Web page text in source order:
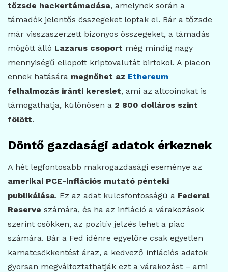
tőzsde hackertámadása, amelynek során a
támadók jelentős összegeket loptak el. Bár a tőzsde
már visszaszerzett bizonyos összegeket, a támadás
mögött álló Lazarus csoport még mindig nagy
mennyiségű ellopott kriptovalutát birtokol. A piacon
ennek hatására megnőhet az Ethereum
felhalmozás iránti kereslet, ami az altcoinokat is
támogathatja, különösen a 2 800 dolláros szint
fölött.
Döntő gazdasági adatok érkeznek
A hét legfontosabb makrogazdasági eseménye az
amerikai PCE-inflációs mutató pénteki
publikálása. Ez az adat kulcsfontosságú a Federal
Reserve számára, és ha az infláció a várakozások
szerint csökken, az pozitív jelzés lehet a piac
számára. Bár a Fed idénre egyelőre csak egyetlen
kamatcsökkentést áraz, a kedvező inflációs adatok
gyorsan megváltoztathatják ezt a várakozást – ami